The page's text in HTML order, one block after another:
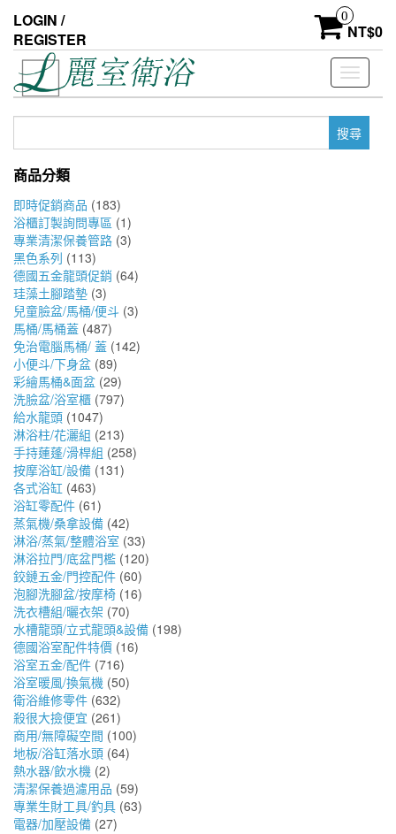
the
content
LOGIN /
REGISTER
0
NT$0
Toggle
鍵
商品分類
即時促銷商品 (183)
浴櫃訂製詢問專區 (1)
專業清潔保養管路 (3)
黑色系列 (113)
德國五金龍頭促銷 (64)
珪藻土腳踏墊 (3)
兒童臉盆/馬桶/便斗 (3)
馬桶/馬桶蓋 (487)
免治電腦馬桶/ 蓋 (142)
小便斗/下身盆 (89)
彩繪馬桶&面盆 (29)
洗臉盆/浴室櫃 (797)
給水龍頭 (1047)
淋浴柱/花灑組 (213)
手持蓮蓬/滑桿組 (258)
按摩浴缸/設備 (131)
各式浴缸 (463)
浴缸零配件 (61)
蒸氣機/桑拿設備 (42)
淋浴/蒸氣/整體浴室 (33)
淋浴拉門/底盆門檻 (120)
鉸鏈五金/門控配件 (60)
泡腳洗腳盆/按摩椅 (16)
洗衣槽組/曬衣架 (70)
水槽龍頭/立式龍頭&設備 (198)
德國浴室配件特價 (16)
浴室五金/配件 (716)
浴室暖風/換氣機 (50)
衛浴維修零件 (632)
殺很大撿便宜 (261)
商用/無障礙空間 (100)
地板/浴缸落水頭 (64)
熱水器/飲水機 (2)
清潔保養過濾用品 (59)
專業生財工具/釣具 (63)
電器/加壓設備 (27)